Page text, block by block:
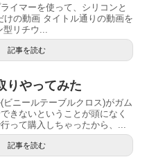
イマーを使って、シリコンと
けの動画 タイトル通りの動画を
型リチウ...
記事を読む
りやってみた
ニールテーブルクロス)がガム
きないということが頭になく
って購入しちゃったから、...
記事を読む